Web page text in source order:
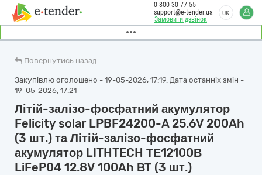
Замовити дзвінок
0 800 30 77 55
support@e-tender.ua
UK
Повернутись назад
Закупівлю оголошено - 19-05-2026, 17:19. Дата останніх змін -
19-05-2026, 17:21
Літій-залізо-фосфатний акумулятор
Felicity solar LPBF24200-A 25.6V 200Ah
(3 шт.) та Літій-залізо-фосфатний
акумулятор LITHTECH ТЕ12100В
LiFeP04 12.8V 100Ah ВТ (3 шт.)